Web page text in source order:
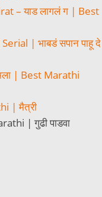
– याड लागलं ग | Best
| भाबडं सपान पाहू दे
| Best Marathi
| मैत्री
| गुढी पाडवा